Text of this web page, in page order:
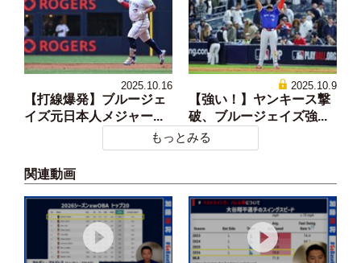
2025.10.16
【打線爆発】ブルージェ
イズ元日本人メジャー...
2025.10.9
【強い！】ヤンキース撃
破、ブルージェイズ強...
もっとみる
関連動画